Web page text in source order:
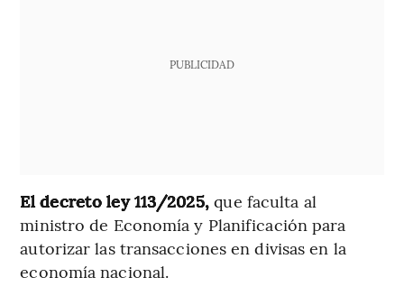
PUBLICIDAD
El decreto ley 113/2025,que faculta al
ministro de Economía y Planificación para
autorizar las transacciones en divisas en la
economía nacional.